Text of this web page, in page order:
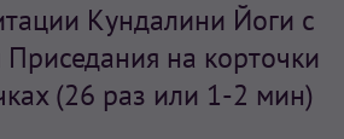
Кундалини Йоги с
на корточки
(26 раз или 1-2 мин)